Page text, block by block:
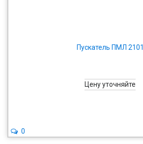
Пускатель ПМЛ 2101
Цену уточняйте
0